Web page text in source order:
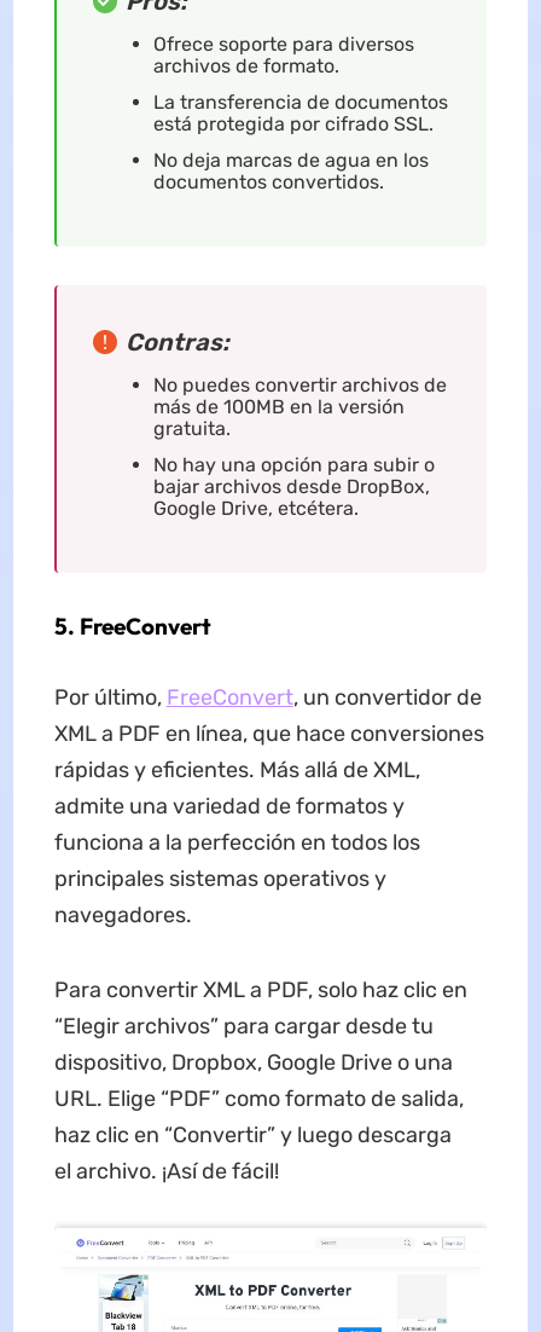
Ofrece soporte para diversos
archivos de formato.
La transferencia de documentos
está protegida por cifrado SSL.
No deja marcas de agua en los
documentos convertidos.
Contras:
No puedes convertir archivos de
más de 100MB en la versión
gratuita.
No hay una opción para subir o
bajar archivos desde DropBox,
Google Drive, etcétera.
5. FreeConvert
Por último, FreeConvert, un convertidor de
XML a PDF en línea, que hace conversiones
rápidas y eficientes. Más allá de XML,
admite una variedad de formatos y
funciona a la perfección en todos los
principales sistemas operativos y
navegadores.
Para convertir XML a PDF, solo haz clic en
“Elegir archivos” para cargar desde tu
dispositivo, Dropbox, Google Drive o una
URL. Elige “PDF” como formato de salida,
haz clic en “Convertir” y luego descarga
el archivo. ¡Así de fácil!